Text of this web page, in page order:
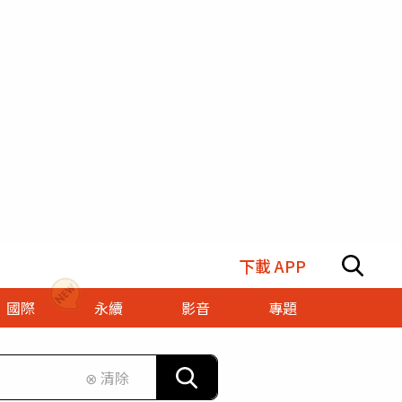
下載 APP
國際 永續 影音
專題
⊗ 清除